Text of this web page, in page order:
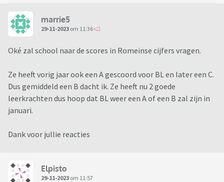
marrie5
29-11-2023 om 11:36
Oké zal school naar de scores in Romeinse cijfers vragen.
Ze heeft vorig jaar ook een A gescoord voor BL en later een C.
Dus gemiddeld een B dacht ik. Ze heeft nu 2 goede
leerkrachten dus hoop dat BL weer een A of een B zal zijn in
januari.
Dank voor jullie reacties
Elpisto
29-11-2023 om 11:57